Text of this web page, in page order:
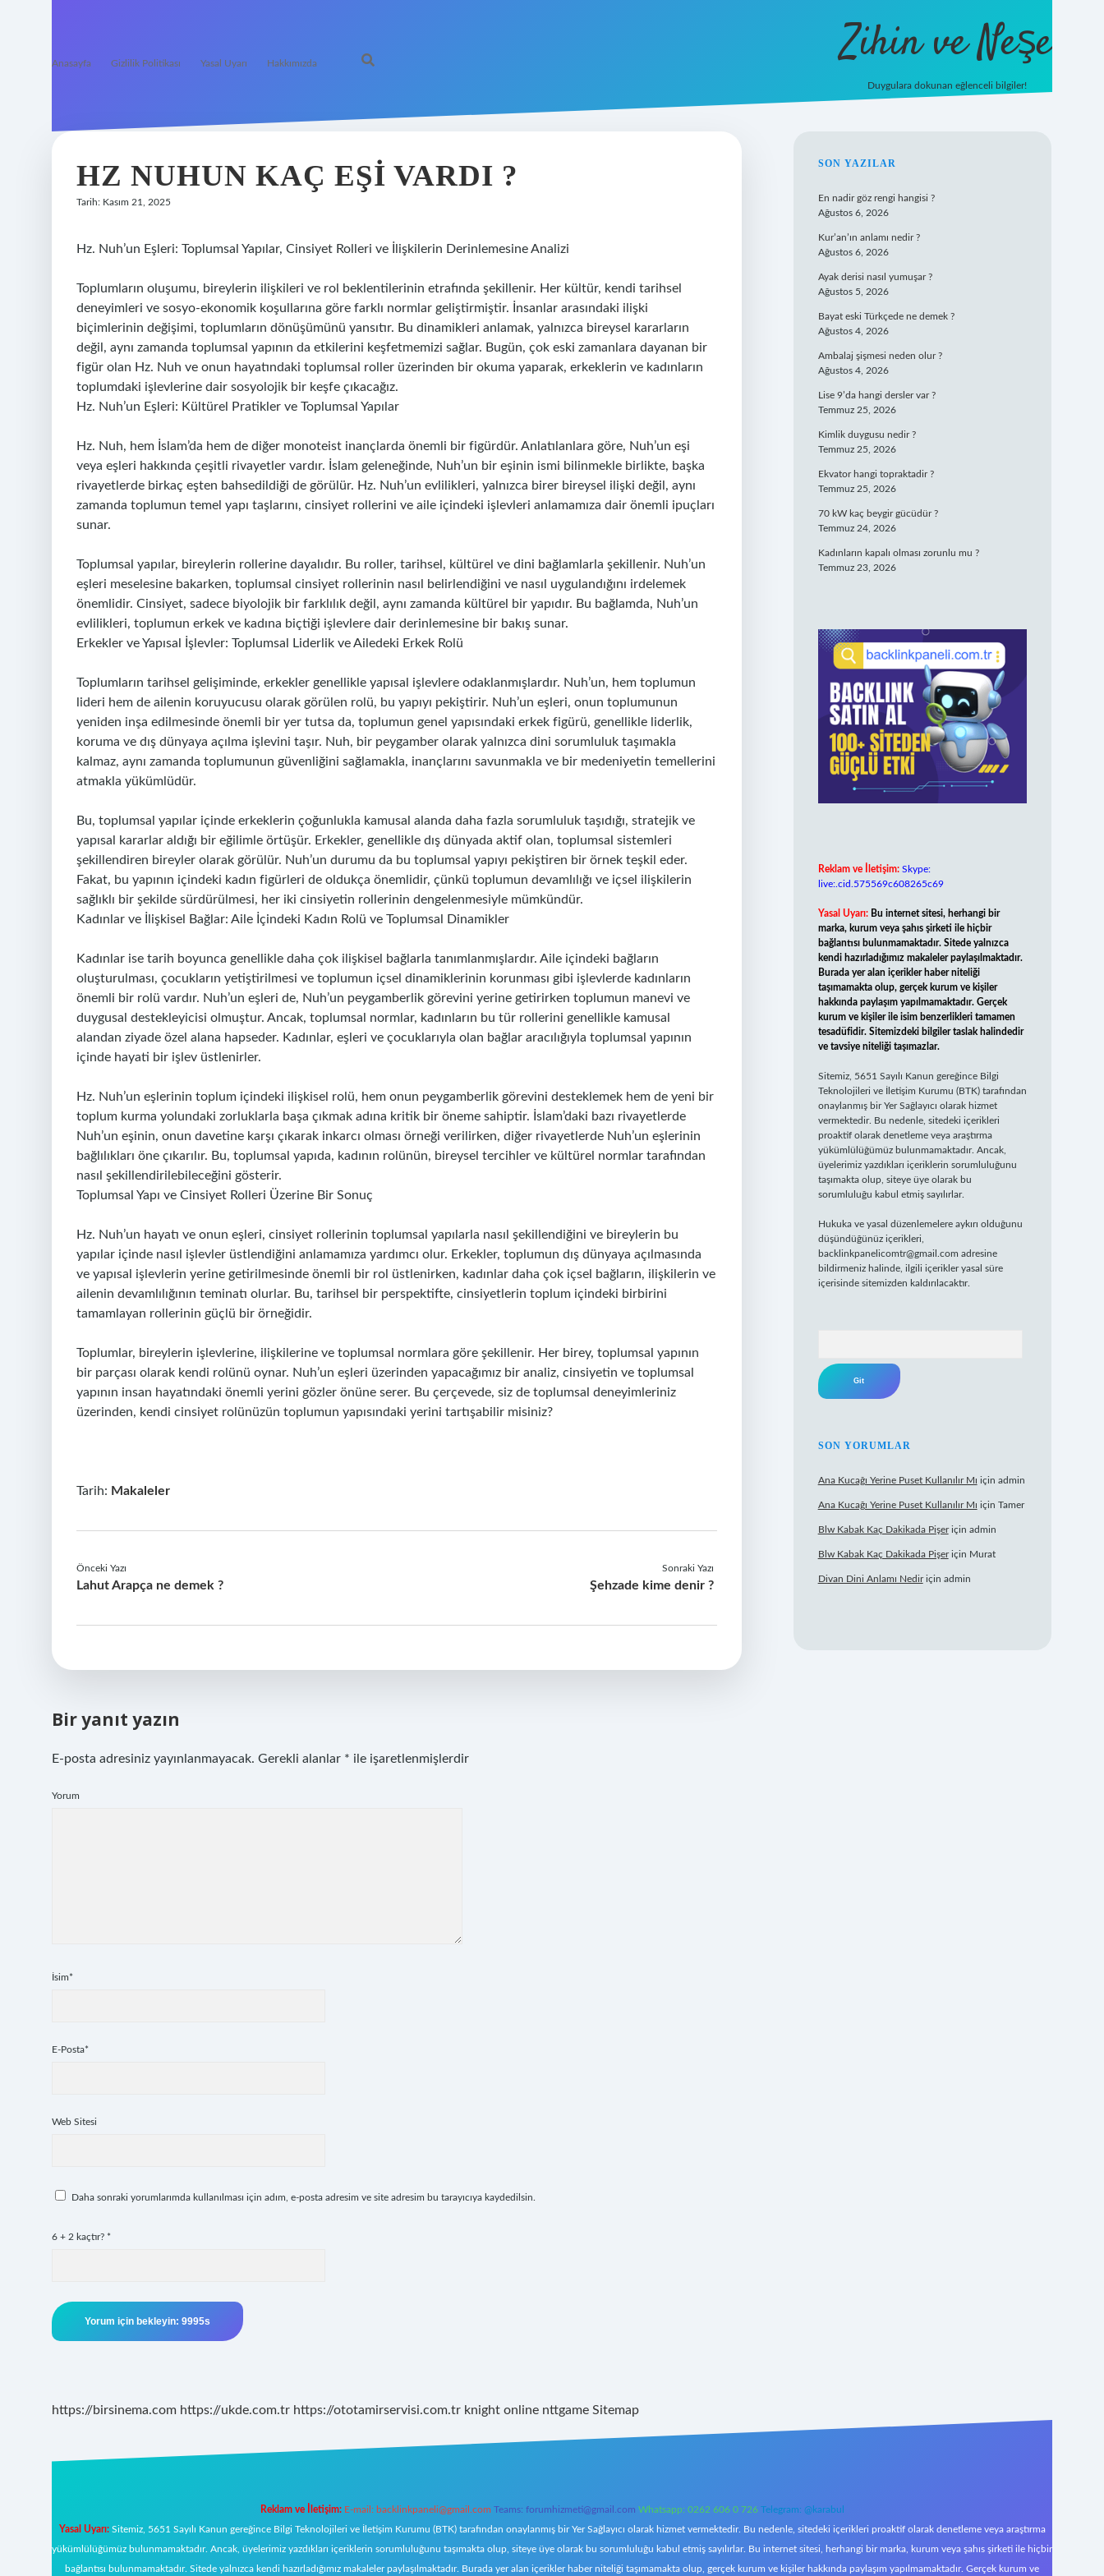
Anasayfa Gizlilik Politikası Yasal Uyarı Hakkımızda Zihin ve Neşe
Duygulara dokunan eğlenceli bilgiler!
HZ NUHUN KAÇ EŞI VARDI ?
Tarih: Kasım 21, 2025
Hz. Nuh’un Eşleri: Toplumsal Yapılar, Cinsiyet Rolleri ve İlişkilerin Derinlemesine Analizi
Toplumların oluşumu, bireylerin ilişkileri ve rol beklentilerinin etrafında şekillenir. Her kültür, kendi tarihsel
deneyimleri ve sosyo-ekonomik koşullarına göre farklı normlar geliştirmiştir. İnsanlar arasındaki ilişki
biçimlerinin değişimi, toplumların dönüşümünü yansıtır. Bu dinamikleri anlamak, yalnızca bireysel kararların
değil, aynı zamanda toplumsal yapının da etkilerini keşfetmemizi sağlar. Bugün, çok eski zamanlara dayanan bir
figür olan Hz. Nuh ve onun hayatındaki toplumsal roller üzerinden bir okuma yaparak, erkeklerin ve kadınların
toplumdaki işlevlerine dair sosyolojik bir keşfe çıkacağız.
Hz. Nuh’un Eşleri: Kültürel Pratikler ve Toplumsal Yapılar
Hz. Nuh, hem İslam’da hem de diğer monoteist inançlarda önemli bir figürdür. Anlatılanlara göre, Nuh’un eşi
veya eşleri hakkında çeşitli rivayetler vardır. İslam geleneğinde, Nuh’un bir eşinin ismi bilinmekle birlikte, başka
rivayetlerde birkaç eşten bahsedildiği de görülür. Hz. Nuh’un evlilikleri, yalnızca birer bireysel ilişki değil, aynı
zamanda toplumun temel yapı taşlarını, cinsiyet rollerini ve aile içindeki işlevleri anlamamıza dair önemli ipuçları
sunar.
Toplumsal yapılar, bireylerin rollerine dayalıdır. Bu roller, tarihsel, kültürel ve dini bağlamlarla şekillenir. Nuh’un
eşleri meselesine bakarken, toplumsal cinsiyet rollerinin nasıl belirlendiğini ve nasıl uygulandığını irdelemek
önemlidir. Cinsiyet, sadece biyolojik bir farklılık değil, aynı zamanda kültürel bir yapıdır. Bu bağlamda, Nuh’un
evlilikleri, toplumun erkek ve kadına biçtiği işlevlere dair derinlemesine bir bakış sunar.
Erkekler ve Yapısal İşlevler: Toplumsal Liderlik ve Ailedeki Erkek Rolü
Toplumların tarihsel gelişiminde, erkekler genellikle yapısal işlevlere odaklanmışlardır. Nuh’un, hem toplumun
lideri hem de ailenin koruyucusu olarak görülen rolü, bu yapıyı pekiştirir. Nuh’un eşleri, onun toplumunun
yeniden inşa edilmesinde önemli bir yer tutsa da, toplumun genel yapısındaki erkek figürü, genellikle liderlik,
koruma ve dış dünyaya açılma işlevini taşır. Nuh, bir peygamber olarak yalnızca dini sorumluluk taşımakla
kalmaz, aynı zamanda toplumunun güvenliğini sağlamakla, inançlarını savunmakla ve bir medeniyetin temellerini
atmakla yükümlüdür.
Bu, toplumsal yapılar içinde erkeklerin çoğunlukla kamusal alanda daha fazla sorumluluk taşıdığı, stratejik ve
yapısal kararlar aldığı bir eğilimle örtüşür. Erkekler, genellikle dış dünyada aktif olan, toplumsal sistemleri
şekillendiren bireyler olarak görülür. Nuh’un durumu da bu toplumsal yapıyı pekiştiren bir örnek teşkil eder.
Fakat, bu yapının içindeki kadın figürleri de oldukça önemlidir, çünkü toplumun devamlılığı ve içsel ilişkilerin
sağlıklı bir şekilde sürdürülmesi, her iki cinsiyetin rollerinin dengelenmesiyle mümkündür.
Kadınlar ve İlişkisel Bağlar: Aile İçindeki Kadın Rolü ve Toplumsal Dinamikler
Kadınlar ise tarih boyunca genellikle daha çok ilişkisel bağlarla tanımlanmışlardır. Aile içindeki bağların
oluşturulması, çocukların yetiştirilmesi ve toplumun içsel dinamiklerinin korunması gibi işlevlerde kadınların
önemli bir rolü vardır. Nuh’un eşleri de, Nuh’un peygamberlik görevini yerine getirirken toplumun manevi ve
duygusal destekleyicisi olmuştur. Ancak, toplumsal normlar, kadınların bu tür rollerini genellikle kamusal
alandan ziyade özel alana hapseder. Kadınlar, eşleri ve çocuklarıyla olan bağlar aracılığıyla toplumsal yapının
içinde hayati bir işlev üstlenirler.
Hz. Nuh’un eşlerinin toplum içindeki ilişkisel rolü, hem onun peygamberlik görevini desteklemek hem de yeni bir
toplum kurma yolundaki zorluklarla başa çıkmak adına kritik bir öneme sahiptir. İslam’daki bazı rivayetlerde
Nuh’un eşinin, onun davetine karşı çıkarak inkarcı olması örneği verilirken, diğer rivayetlerde Nuh’un eşlerinin
bağlılıkları öne çıkarılır. Bu, toplumsal yapıda, kadının rolünün, bireysel tercihler ve kültürel normlar tarafından
nasıl şekillendirilebileceğini gösterir.
Toplumsal Yapı ve Cinsiyet Rolleri Üzerine Bir Sonuç
Hz. Nuh’un hayatı ve onun eşleri, cinsiyet rollerinin toplumsal yapılarla nasıl şekillendiğini ve bireylerin bu
yapılar içinde nasıl işlevler üstlendiğini anlamamıza yardımcı olur. Erkekler, toplumun dış dünyaya açılmasında
ve yapısal işlevlerin yerine getirilmesinde önemli bir rol üstlenirken, kadınlar daha çok içsel bağların, ilişkilerin ve
ailenin devamlılığının teminatı olurlar. Bu, tarihsel bir perspektifte, cinsiyetlerin toplum içindeki birbirini
tamamlayan rollerinin güçlü bir örneğidir.
Toplumlar, bireylerin işlevlerine, ilişkilerine ve toplumsal normlara göre şekillenir. Her birey, toplumsal yapının
bir parçası olarak kendi rolünü oynar. Nuh’un eşleri üzerinden yapacağımız bir analiz, cinsiyetin ve toplumsal
yapının insan hayatındaki önemli yerini gözler önüne serer. Bu çerçevede, siz de toplumsal deneyimleriniz
üzerinden, kendi cinsiyet rolünüzün toplumun yapısındaki yerini tartışabilir misiniz?
Tarih: Makaleler
Önceki Yazı
Lahut Arapça ne demek ?
Sonraki Yazı
Şehzade kime denir ?
Bir yanıt yazın
E-posta adresiniz yayınlanmayacak. Gerekli alanlar * ile işaretlenmişlerdir
Yorum
İsim*
E-Posta*
Web Sitesi
Daha sonraki yorumlarımda kullanılması için adım, e-posta adresim ve site adresim bu tarayıcıya kaydedilsin.
6 + 2 kaçtır? *
https://birsinema.com https://ukde.com.tr https://ototamirservisi.com.tr knight online nttgame Sitemap
SIDEBAR
SON YAZILAR
En nadir göz rengi hangisi ?
Ağustos 6, 2026
Kur’an’ın anlamı nedir ?
Ağustos 6, 2026
Ayak derisi nasıl yumuşar ?
Ağustos 5, 2026
Bayat eski Türkçede ne demek ?
Ağustos 4, 2026
Ambalaj şişmesi neden olur ?
Ağustos 4, 2026
Lise 9’da hangi dersler var ?
Temmuz 25, 2026
Kimlik duygusu nedir ?
Temmuz 25, 2026
Ekvator hangi topraktadir ?
Temmuz 25, 2026
70 kW kaç beygir gücüdür ?
Temmuz 24, 2026
Kadınların kapalı olması zorunlu mu ?
Temmuz 23, 2026
Reklam ve İletişim: Skype:
live:.cid.575569c608265c69
Yasal Uyarı: Bu internet sitesi, herhangi bir
marka, kurum veya şahıs şirketi ile hiçbir
bağlantısı bulunmamaktadır. Sitede yalnızca
kendi hazırladığımız makaleler paylaşılmaktadır.
Burada yer alan içerikler haber niteliği
taşımamakta olup, gerçek kurum ve kişiler
hakkında paylaşım yapılmamaktadır. Gerçek
kurum ve kişiler ile isim benzerlikleri tamamen
tesadüfidir. Sitemizdeki bilgiler taslak halindedir
ve tavsiye niteliği taşımazlar.
Sitemiz, 5651 Sayılı Kanun gereğince Bilgi
Teknolojileri ve İletişim Kurumu (BTK) tarafından
onaylanmış bir Yer Sağlayıcı olarak hizmet
vermektedir. Bu nedenle, sitedeki içerikleri
proaktif olarak denetleme veya araştırma
yükümlülüğümüz bulunmamaktadır. Ancak,
üyelerimiz yazdıkları içeriklerin sorumluluğunu
taşımakta olup, siteye üye olarak bu
sorumluluğu kabul etmiş sayılırlar.
Hukuka ve yasal düzenlemelere aykırı olduğunu
düşündüğünüz içerikleri,
backlinkpanelicomtr@gmail.com adresine
bildirmeniz halinde, ilgili içerikler yasal süre
içerisinde sitemizden kaldırılacaktır.
SON YORUMLAR
Ana Kucağı Yerine Puset Kullanılır Mı için admin
Ana Kucağı Yerine Puset Kullanılır Mı için Tamer
Blw Kabak Kaç Dakikada Pişeriçin admin
Blw Kabak Kaç Dakikada Pişeriçin Murat
Divan Dini Anlamı Nediriçin admin
Reklam ve İletişim: E-mail: backlinkpaneli@gmail.com Teams: forumhizmeti@gmail.com Whatsapp: 0262 606 0 726 Telegram: @karabul
Yasal Uyarı:Sitemiz, 5651 Sayılı Kanun gereğince Bilgi Teknolojileri ve İletişim Kurumu (BTK) tarafından onaylanmış bir Yer Sağlayıcı olarak hizmet vermektedir. Bu nedenle, sitedeki içerikleri proaktif olarak denetleme veya araştırma
yükümlülüğümüz bulunmamaktadır. Ancak, üyelerimiz yazdıkları içeriklerin sorumluluğunu taşımakta olup, siteye üye olarak bu sorumluluğu kabul etmiş sayılırlar. Bu internet sitesi, herhangi bir marka, kurum veya şahıs şirketi ile hiçbir
bağlantısı bulunmamaktadır. Sitede yalnızca kendi hazırladığımız makaleler paylaşılmaktadır. Burada yer alan içerikler haber niteliği taşımamakta olup, gerçek kurum ve kişiler hakkında paylaşım yapılmamaktadır. Gerçek kurum ve